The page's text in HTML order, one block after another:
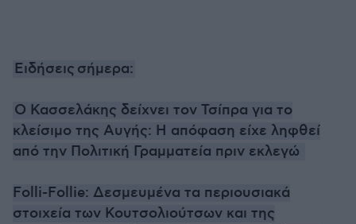
Ειδήσεις σήμερα:
Ο Κασσελάκης δείχνει τον Τσίπρα για το
κλείσιμο της Αυγής: Η απόφαση είχε ληφθεί
από την Πολιτική Γραμματεία πριν εκλεγώ
Folli-Follie: Δεσμευμένα τα περιουσιακά
στοιχεία των Κουτσολιούτσων και της